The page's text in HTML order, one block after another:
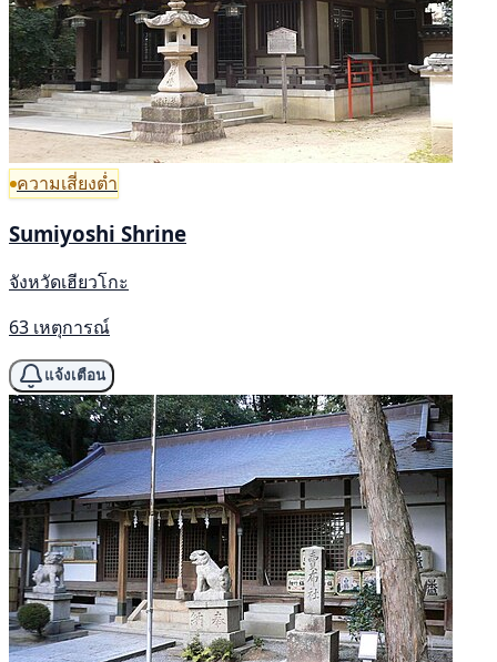
ความเสี่ยงต่ำ
Sumiyoshi Shrine
จังหวัดเฮียวโกะ
63 เหตุการณ์
แจ้งเตือน